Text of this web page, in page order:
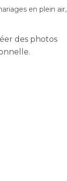
en plein air,
des photos